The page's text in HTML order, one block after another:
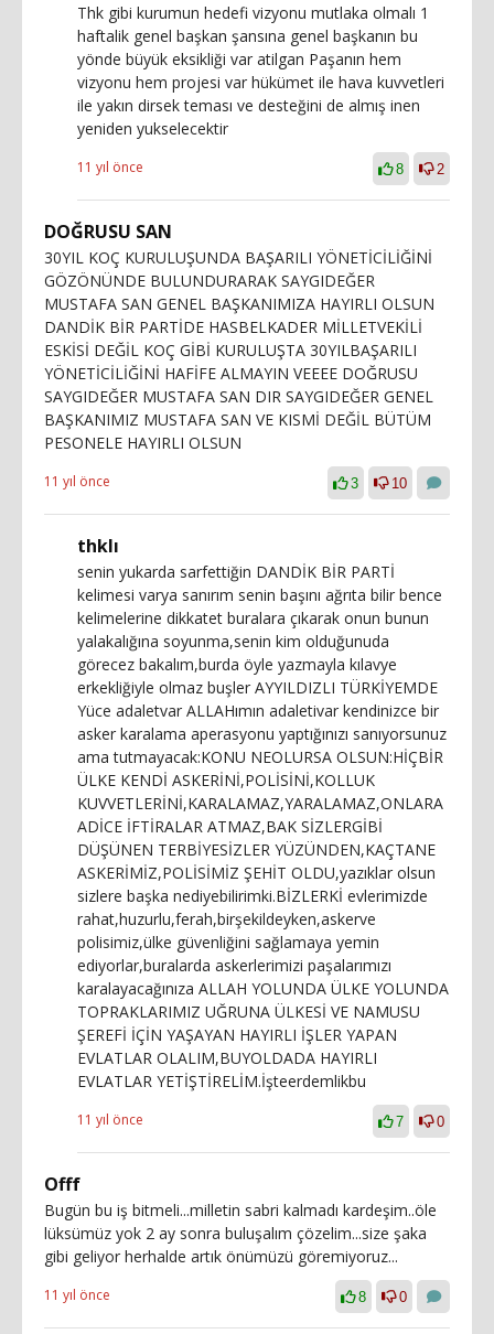
Thk gibi kurumun hedefi vizyonu mutlaka olmalı 1
haftalik genel başkan şansına genel başkanın bu
yönde büyük eksikliği var atilgan Paşanın hem
vizyonu hem projesi var hükümet ile hava kuvvetleri
ile yakın dirsek teması ve desteğini de almış inen
yeniden yukselecektir
11 yıl önce 8 2
DOĞRUSU SAN
30YIL KOÇ KURULUŞUNDA BAŞARILI YÖNETİCİLİĞİNİ
GÖZÖNÜNDE BULUNDURARAK SAYGIDEĞER
MUSTAFA SAN GENEL BAŞKANIMIZA HAYIRLI OLSUN
DANDİK BİR PARTİDE HASBELKADER MİLLETVEKİLİ
ESKİSİ DEĞİL KOÇ GİBİ KURULUŞTA 30YILBAŞARILI
YÖNETİCİLİĞİNİ HAFİFE ALMAYIN VEEEE DOĞRUSU
SAYGIDEĞER MUSTAFA SAN DIR SAYGIDEĞER GENEL
BAŞKANIMIZ MUSTAFA SAN VE KISMİ DEĞİL BÜTÜM
PESONELE HAYIRLI OLSUN
11 yıl önce 3 10
thklı
senin yukarda sarfettiğin DANDİK BİR PARTİ
kelimesi varya sanırım senin başını ağrıta bilir bence
kelimelerine dikkatet buralara çıkarak onun bunun
yalakalığına soyunma,senin kim olduğunuda
görecez bakalım,burda öyle yazmayla kılavye
erkekliğiyle olmaz buşler AYYILDIZLI TÜRKİYEMDE
Yüce adaletvar ALLAHımın adaletivar kendinizce bir
asker karalama aperasyonu yaptığınızı sanıyorsunuz
ama tutmayacak:KONU NEOLURSA OLSUN:HİÇBİR
ÜLKE KENDİ ASKERİNİ,POLİSİNİ,KOLLUK
KUVVETLERİNİ,KARALAMAZ,YARALAMAZ,ONLARA
ADİCE İFTİRALAR ATMAZ,BAK SİZLERGİBİ
DÜŞÜNEN TERBİYESİZLER YÜZÜNDEN,KAÇTANE
ASKERİMİZ,POLİSİMİZ ŞEHİT OLDU,yazıklar olsun
sizlere başka nediyebilirimki.BİZLERKİ evlerimizde
rahat,huzurlu,ferah,birşekildeyken,askerve
polisimiz,ülke güvenliğini sağlamaya yemin
ediyorlar,buralarda askerlerimizi paşalarımızı
karalayacağınıza ALLAH YOLUNDA ÜLKE YOLUNDA
TOPRAKLARIMIZ UĞRUNA ÜLKESİ VE NAMUSU
ŞEREFİ İÇİN YAŞAYAN HAYIRLI İŞLER YAPAN
EVLATLAR OLALIM,BUYOLDADA HAYIRLI
EVLATLAR YETİŞTİRELİM.İşteerdemlikbu
11 yıl önce 7 0
Offf
Bugün bu iş bitmeli...milletin sabri kalmadı kardeşim..öle
lüksümüz yok 2 ay sonra buluşalım çözelim...size şaka
gibi geliyor herhalde artık önümüzü göremiyoruz...
11 yıl önce 8 0